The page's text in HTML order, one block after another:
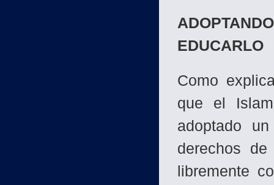
EDUCARLO
Como
que el
adoptado
derechos
libremente